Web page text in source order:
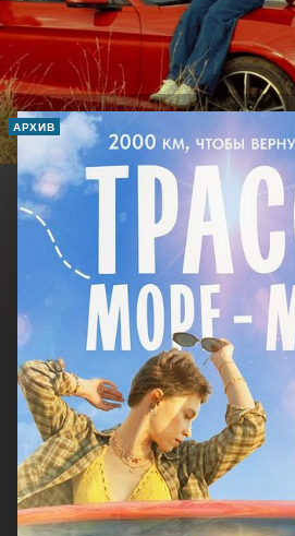
АРХИВ